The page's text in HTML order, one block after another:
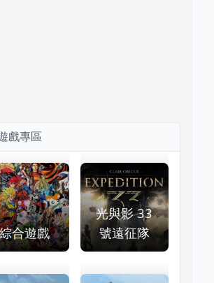
戲專區
綜合遊戲
光與影 33
號遠征隊